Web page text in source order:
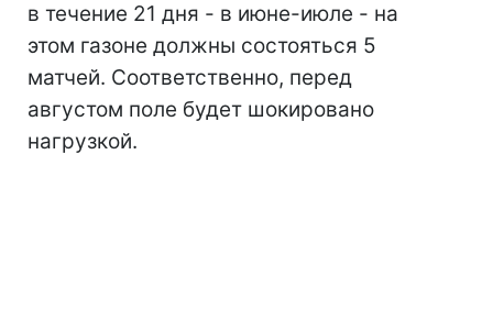
в течение 21 дня - в июне-июле - на
этом газоне должны состояться 5
матчей. Соответственно, перед
августом поле будет шокировано
нагрузкой.